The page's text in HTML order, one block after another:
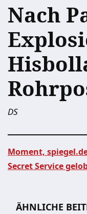
Nach
DS
Moment,
Secret Service
ÄHNLICHE